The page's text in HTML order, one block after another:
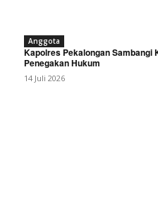
Anggota
Kapolres Pekalongan Sambangi
Penegakan Hukum
14 Juli 2026